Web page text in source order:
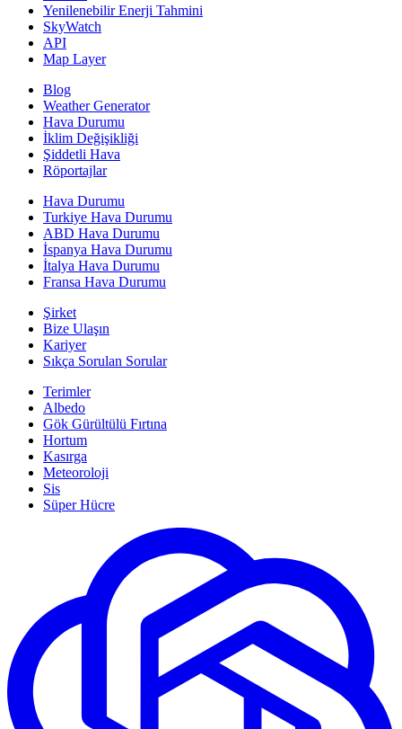
Yenilenebilir Enerji Tahmini
SkyWatch
API
Map Layer
Blog
Weather Generator
Hava Durumu
İklim Değişikliği
Şiddetli Hava
Röportajlar
Hava Durumu
Turkiye Hava Durumu
ABD Hava Durumu
İspanya Hava Durumu
İtalya Hava Durumu
Fransa Hava Durumu
Şirket
Bize Ulaşın
Kariyer
Sıkça Sorulan Sorular
Terimler
Albedo
Gök Gürültülü Fırtına
Hortum
Kasırga
Meteoroloji
Sis
Süper Hücre